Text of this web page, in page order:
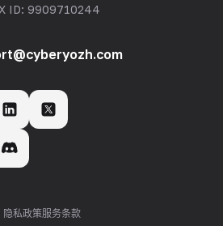
ID: 9909710244
隐私政策服务条款